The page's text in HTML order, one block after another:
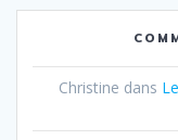
Christine dans